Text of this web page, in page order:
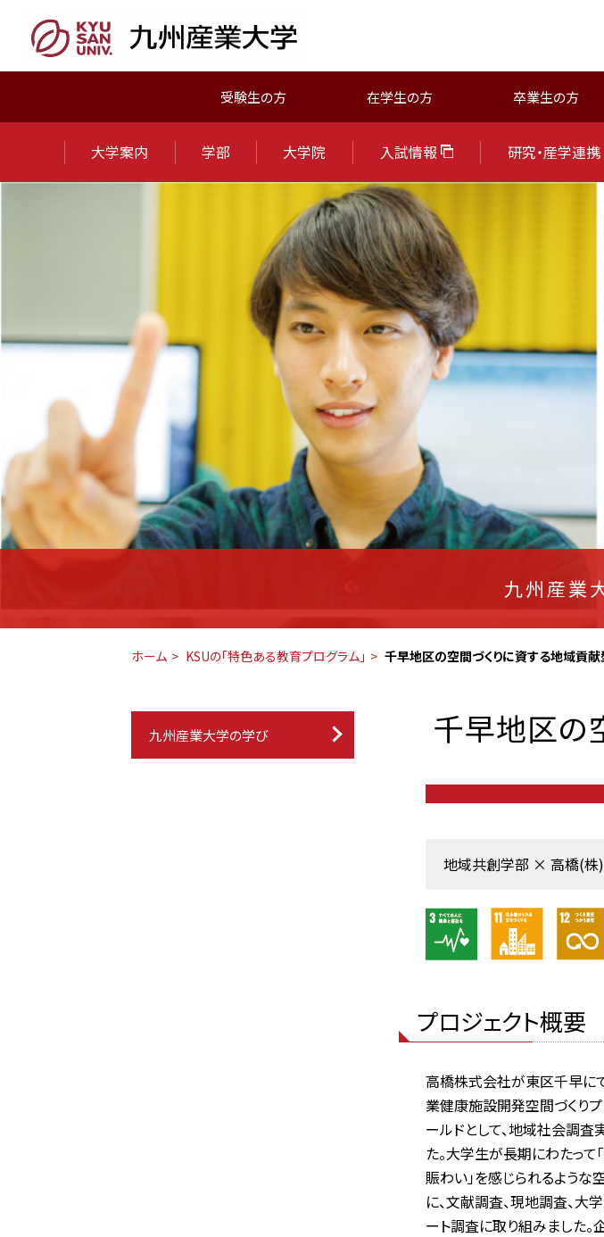
受験生の方 在学生の方 卒業生の方
大学案内 学部 大学院 入試情報 研究・産学連携
九州産業
ホーム KSUの「特色ある教育プログラム」 千早地区の空間づくりに資する地域貢
千早地区の
地域共創学部 × 高橋(株)
プロジェクト概要
高橋株式会社が東区千早に
業健康施設開発空間づくりプ
ールドとして、地域社会調査
た。大学生が長期にわたって
賑わい」を感じられるような
に、文献調査、現地調査、大
ート調査に取り組みました
九州産業大学の学び